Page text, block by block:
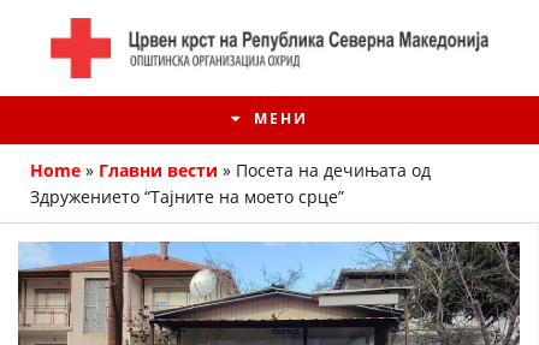
МЕНИ
Home » Главни вести » Посета на дечињата од
Здружението “Тајните на моето срце”